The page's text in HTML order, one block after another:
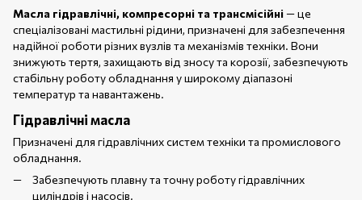
Масла гідравлічні, компресорні та трансмісійні— це
спеціалізовані мастильні рідини, призначені для забезпечення
надійної роботи різних вузлів та механізмів техніки. Вони
знижують тертя, захищають від зносу та корозії, забезпечують
стабільну роботу обладнання у широкому діапазоні
температур та навантажень.
Гідравлічні масла
Призначені для гідравлічних систем техніки та промислового
обладнання.
Забезпечують плавну та точну роботу гідравлічних
циліндрів і насосів.